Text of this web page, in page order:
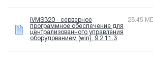
iVMS320 - серверное
программное обеспечение для
централизованного управления
оборудованием (win). 9.2.11.3
28.45